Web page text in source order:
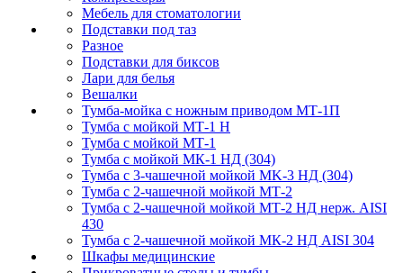
Мебель для стоматологии
Подставки под таз
Разное
Подставки для биксов
Лари для белья
Вешалки
Тумба-мойка с ножным приводом МТ-1П
Тумба с мойкой МТ-1 Н
Тумба с мойкой МТ-1
Тумба с мойкой МК-1 НД (304)
Тумба с 3-чашечной мойкой МK-3 НД (304)
Тумба с 2-чашечной мойкой МТ-2
Тумба с 2-чашечной мойкой МТ-2 НД нерж. AISI
430
Тумба с 2-чашечной мойкой МК-2 НД AISI 304
Шкафы медицинские